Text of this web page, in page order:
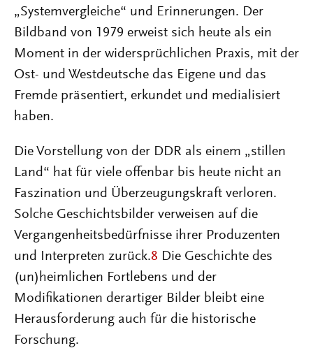
„Systemvergleiche“ und Erinnerungen. Der
Bildband von 1979 erweist sich heute als ein
Moment in der widersprüchlichen Praxis, mit der
Ost- und Westdeutsche das Eigene und das
Fremde präsentiert, erkundet und medialisiert
haben.
Die Vorstellung von der DDR als einem „stillen
Land“ hat für viele offenbar bis heute nicht an
Faszination und Überzeugungskraft verloren.
Solche Geschichtsbilder verweisen auf die
Vergangenheitsbedürfnisse ihrer Produzenten
und Interpreten zurück.8 Die Geschichte des
(un)heimlichen Fortlebens und der
Modifikationen derartiger Bilder bleibt eine
Herausforderung auch für die historische
Forschung.